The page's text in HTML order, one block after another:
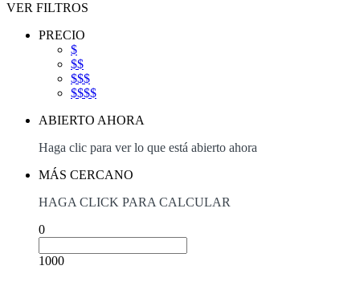
VER FILTROS
PRECIO
$
$$
$$$
$$$$
ABIERTO AHORA
Haga clic para ver lo que está abierto ahora
MÁS CERCANO
HAGA CLICK PARA CALCULAR
0
1000